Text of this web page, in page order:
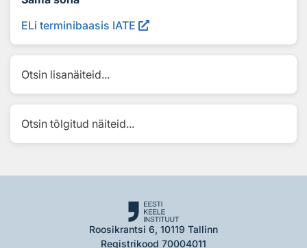
ELi terminibaasis IATE
Otsin lisanäiteid...
Otsin tõlgitud näiteid...
Roosikrantsi 6, 10119 Tallinn
Registrikood 70004011